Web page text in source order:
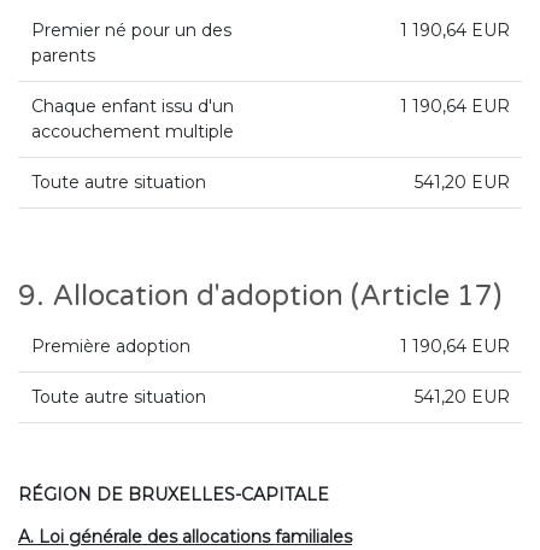
Premier né pour un des
parents
1 190,64 EUR
Chaque enfant issu d'un
accouchement multiple
1 190,64 EUR
Toute autre situation 541,20 EUR
9. Allocation d'adoption (Article 17)
Première adoption 1 190,64 EUR
Toute autre situation 541,20 EUR
RÉGION DE BRUXELLES-CAPITALE
A. Loi générale des allocations familiales